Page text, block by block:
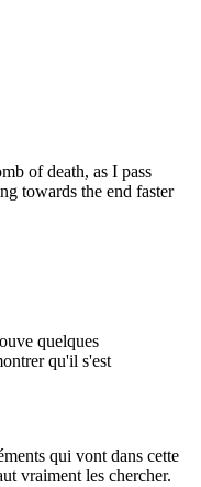
of death, as I pass
towards the end faster
quelques
qu'il s'est
qui vont dans cette
vraiment les chercher.